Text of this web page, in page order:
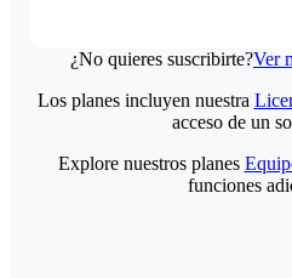
¿No quieres suscribirte?Ver
Los planes incluyen nuestra
acceso de un
Explore nuestros planes
funciones